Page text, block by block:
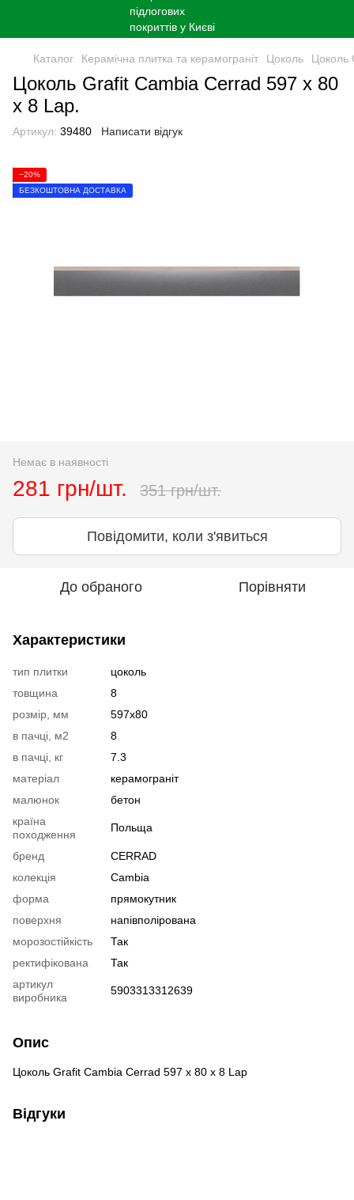
Каталог Керамічна плитка та керамограніт Цоколь Цоколь
Цоколь Grafit Cambia Cerrad 597 x 80
x 8 Lap.
Артикул: 39480 Написати відгук
−20%
БЕЗКОШТОВНА ДОСТАВКА
Немає в наявності
281 грн/шт. 351 грн/шт.
Повідомити, коли з'явиться
До обраного Порівняти
Характеристики
тип плитки
цоколь
товщина
8
розмір, мм
597х80
в пачці, м2
8
в пачці, кг
7.3
матеріал
керамограніт
малюнок
бетон
країна
походження
Польща
бренд
CERRAD
колекція
Cambia
форма
прямокутник
поверхня
напівполірована
морозостійкість
Так
ректифікована
Так
артикул
виробника
5903313312639
Опис
Цоколь Grafit Cambia Cerrad 597 x 80 x 8 Lap
Відгуки